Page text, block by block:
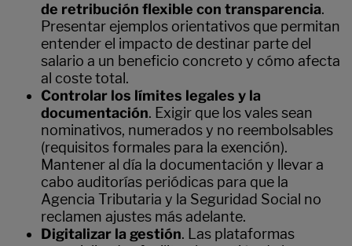
de retribución flexible con transparencia.
Presentar ejemplos orientativos que permitan
entender el impacto de destinar parte del
salario a un beneficio concreto y cómo afecta
al coste total.
Controlar los límites legales y la
documentación. Exigir que los vales sean
nominativos, numerados y no reembolsables
(requisitos formales para la exención).
Mantener al día la documentación y llevar a
cabo auditorías periódicas para que la
Agencia Tributaria y la Seguridad Social no
reclamen ajustes más adelante.
Digitalizar la gestión. Las plataformas